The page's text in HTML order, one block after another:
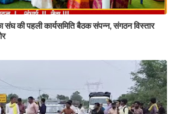
संघ की पहली कार्यसमिति बैठक संपन्न, संगठन विस्तार